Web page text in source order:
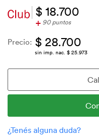
$ 18.700
+ 90 puntos
Precio: $ 28.700
sin imp. nac. $ 25.973